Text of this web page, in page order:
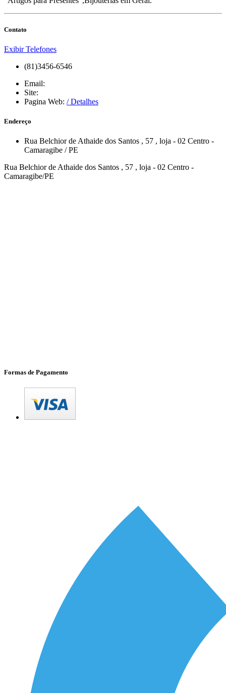
Contato
Exibir Telefones
(81)3456-6546
Email:
Site:
Pagina Web: / Detalhes
Endereço
Rua Belchior de Athaide dos Santos , 57 , loja - 02 Centro -
Camaragibe /PE
Rua Belchior de Athaide dos Santos , 57 , loja - 02 Centro -
Camaragibe/PE
Formas de Pagamento